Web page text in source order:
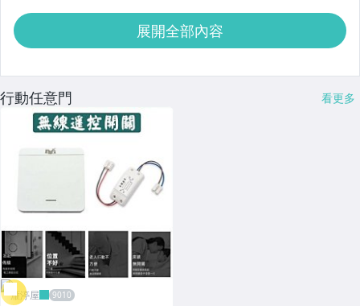
展開全部內容
行動任意門 看更多
雁渟屋